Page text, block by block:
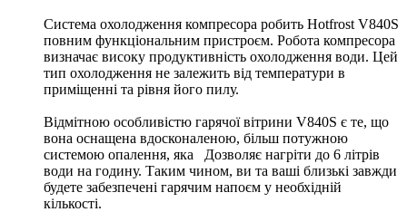
Система охолодження компресора робить Hotfrost V840S
повним функціональним пристроєм. Робота компресора
визначає високу продуктивність охолодження води. Цей
тип охолодження не залежить від температури в
приміщенні та рівня його пилу.
Відмітною особливістю гарячої вітрини V840S є те, що
вона оснащена вдосконаленою, більш потужною
системою опалення, яка Дозволяє нагріти до 6 літрів
води на годину. Таким чином, ви та ваші близькі завжди
будете забезпечені гарячим напоєм у необхідній
кількості.